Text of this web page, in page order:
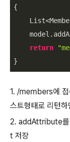
{
return
}
1. /members에
스트형태로 리턴
2. addAttribute
t 저장